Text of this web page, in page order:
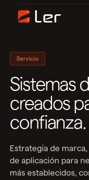
Servicio
Sistemas
creados
confianza.
Estrategia de
de aplicación para
más establecidos,